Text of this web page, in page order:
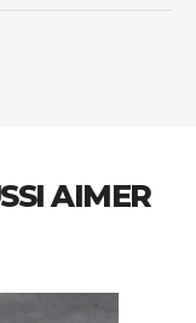
AIMER